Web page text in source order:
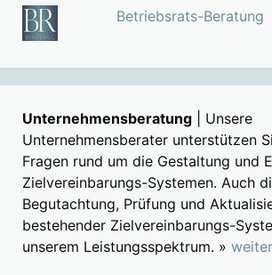
Betriebsrats-Beratung
Unternehmensberatung | Unsere
Unternehmensberater unterstützen
Fragen rund um die Gestaltung und
Zielvereinbarungs-Systemen. Auch
Begutachtung, Prüfung und
bestehender Zielvereinbarungs-
unserem Leistungsspektrum. »